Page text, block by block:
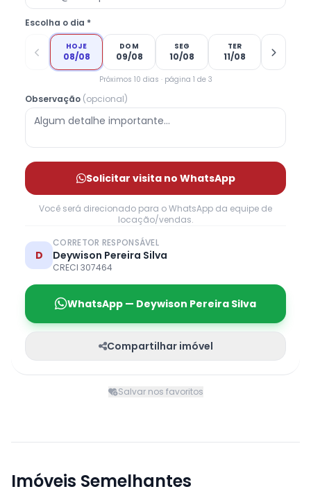
Escolha o dia *
HOJE
08/08
DOM
09/08
SEG
10/08
TER
11/08
Próximos 10 dias · página 1 de 3
Observação (opcional)
Solicitar visita no WhatsApp
Você será direcionado para o WhatsApp da equipe de
locação/vendas.
D
CORRETOR RESPONSÁVEL
Deywison Pereira Silva
CRECI 307464
WhatsApp — Deywison Pereira Silva
Compartilhar imóvel
Salvar nos favoritos
Imóveis Semelhantes